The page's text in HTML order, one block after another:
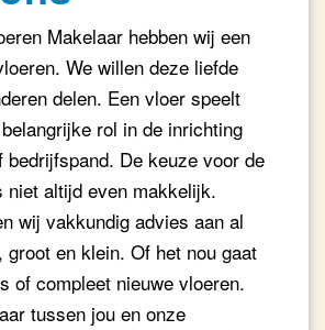
Makelaar hebben wij een
We willen deze liefde
delen. Een vloer speelt
rol in de inrichting
bedrijfspand. De keuze voor de
niet altijd even makkelijk.
wij vakkundig advies aan al
groot en klein. Of het nou gaat
of compleet nieuwe vloeren.
tussen jou en onze